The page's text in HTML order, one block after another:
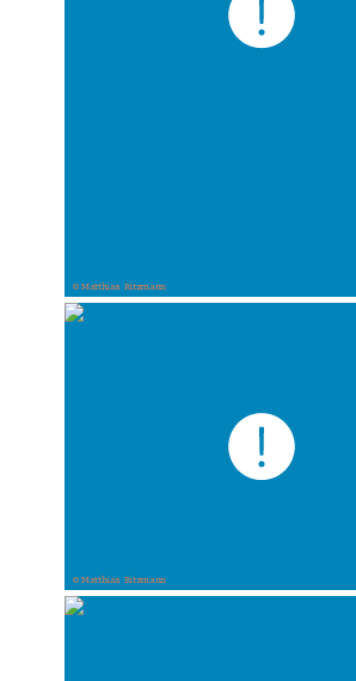
© Matthias Ritzmann
© Matthias Ritzmann